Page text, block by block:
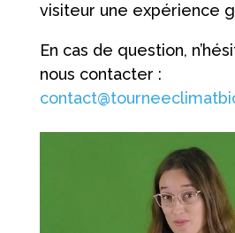
visiteur une expérience
En cas de question,
nous contacter :